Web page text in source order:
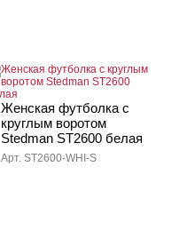
Женская футболка с
круглым воротом
Stedman ST2600 белая
Арт. ST2600-WHI-S